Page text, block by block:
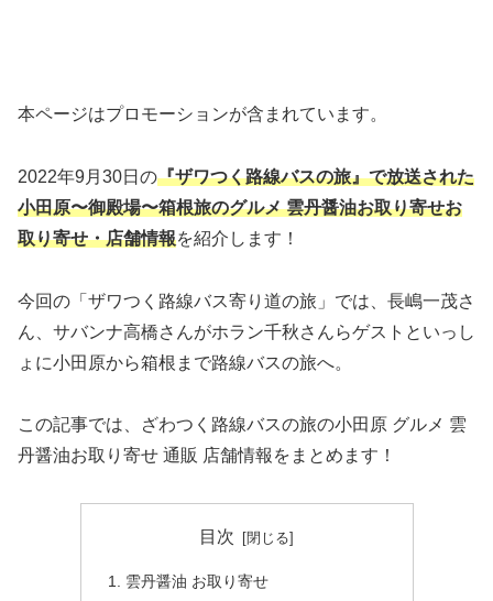
本ページはプロモーションが含まれています。
2022年9月30日の『ザワつく路線バスの旅』で放送された
小田原〜御殿場〜箱根旅のグルメ 雲丹醤油お取り寄せお
取り寄せ・店舗情報を紹介します！
今回の「ザワつく路線バス寄り道の旅」では、長嶋一茂さ
ん、サバンナ高橋さんがホラン千秋さんらゲストといっし
ょに小田原から箱根まで路線バスの旅へ。
この記事では、ざわつく路線バスの旅の小田原 グルメ 雲
丹醤油お取り寄せ 通販 店舗情報をまとめます！
目次
雲丹醤油 お取り寄せ